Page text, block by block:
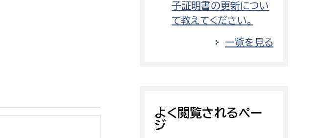
子証明書の更新につい
て教えてください。
一覧を見る
よく閲覧されるペー
ジ